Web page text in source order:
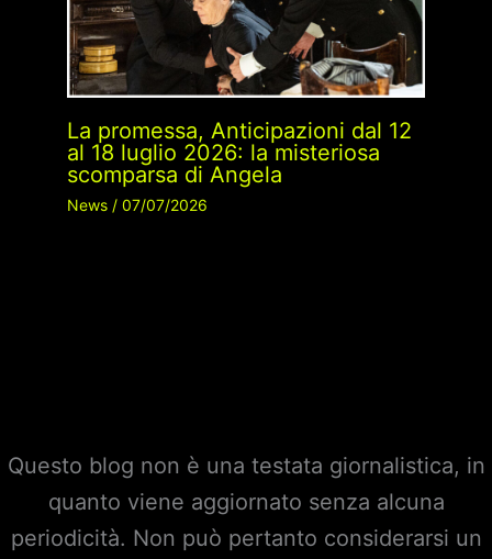
La promessa, Anticipazioni dal 12
al 18 luglio 2026: la misteriosa
scomparsa di Angela
News/ 07/07/2026
Questo blog non è una testata giornalistica, in
quanto viene aggiornato senza alcuna
periodicità. Non può pertanto considerarsi un